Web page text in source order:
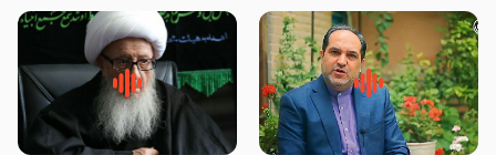
پیامبر صلی الله علیه وآله و سلم
فرمودند وای بر بچه های آخر
زوّار اربعین امام حسین (علیه
السلام) با این اشتیاق به زیارت